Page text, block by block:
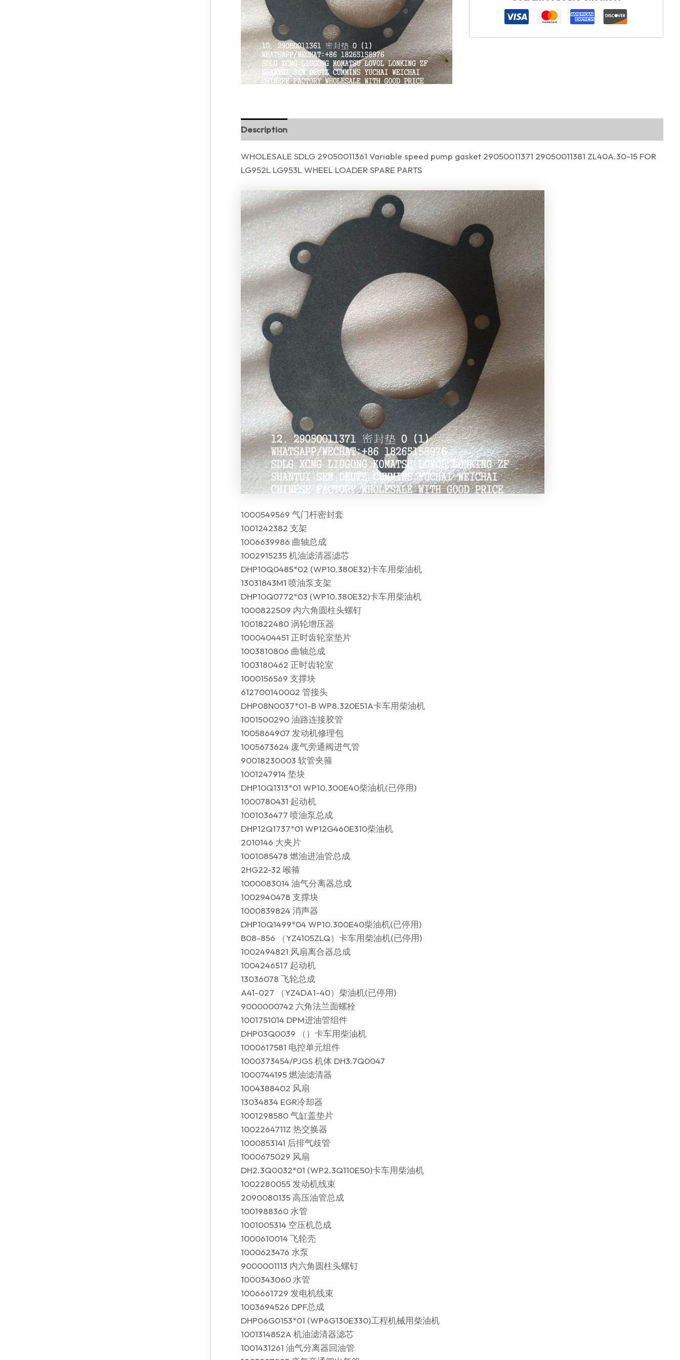
Description
WHOLESALE SDLG 29050011361 Variable speed pump gasket 29050011371 29050011381 ZL40A.30-15 FOR
LG952L LG953L WHEEL LOADER SPARE PARTS
1000549569 气门杆密封套
1001242382 支架
1006639986 曲轴总成
1002915235 机油滤清器滤芯
DHP10Q0485*02 (WP10.380E32)卡车用柴油机
13031843M1 喷油泵支架
DHP10Q0772*03 (WP10.380E32)卡车用柴油机
1000822509 内六角圆柱头螺钉
1001822480 涡轮增压器
1000404451 正时齿轮室垫片
1003810806 曲轴总成
1003180462 正时齿轮室
1000156569 支撑块
612700140002 管接头
DHP08N0037*01-B WP8.320E51A卡车用柴油机
1001500290 油路连接胶管
1005864907 发动机修理包
1005673624 废气旁通阀进气管
90018230003 软管夹箍
1001247914 垫块
DHP10Q1313*01 WP10.300E40柴油机(已停用)
1000780431 起动机
1001036477 喷油泵总成
DHP12Q1737*01 WP12G460E310柴油机
2010146 大夹片
1001085478 燃油进油管总成
2HG22-32 喉箍
1000083014 油气分离器总成
1002940478 支撑块
1000839824 消声器
DHP10Q1499*04 WP10.300E40柴油机(已停用)
B08-856 （YZ4105ZLQ）卡车用柴油机(已停用)
1002494821 风扇离合器总成
1004246517 起动机
13036078 飞轮总成
A41-027 （YZ4DA1-40）柴油机(已停用)
9000000742 六角法兰面螺栓
1001751014 DPM进油管组件
DHP03Q0039 （）卡车用柴油机
1000617581 电控单元组件
1000373454/PJGS 机体 DH3.7Q0047
1000744195 燃油滤清器
1004388402 风扇
13034834 EGR冷却器
1001298580 气缸盖垫片
1002264711Z 热交换器
1000853141 后排气歧管
1000675029 风扇
DH2.3Q0032*01 (WP2.3Q110E50)卡车用柴油机
1002280055 发动机线束
2090080135 高压油管总成
1001988360 水管
1001005314 空压机总成
1000610014 飞轮壳
1000623476 水泵
9000001113 内六角圆柱头螺钉
1000343060 水管
1006661729 发电机线束
1003694526 DPF总成
DHP06G0153*01 (WP6G130E330)工程机械用柴油机
1001314852A 机油滤清器滤芯
1001431261 油气分离器回油管